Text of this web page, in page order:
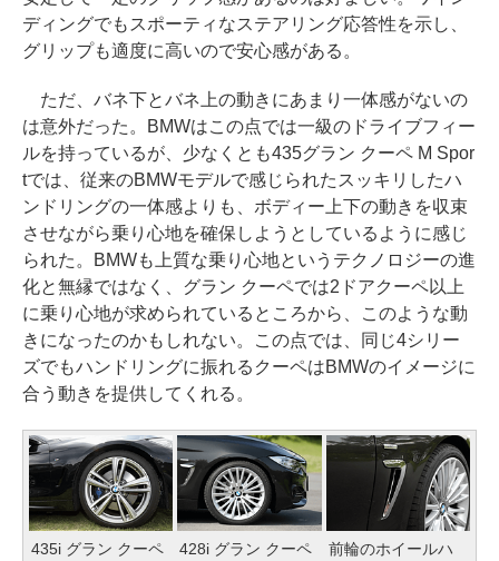
ディングでもスポーティなステアリング応答性を示し、
グリップも適度に高いので安心感がある。
ただ、バネ下とバネ上の動きにあまり一体感がないの
は意外だった。BMWはこの点では一級のドライブフィー
ルを持っているが、少なくとも435グラン クーペ M Spor
tでは、従来のBMWモデルで感じられたスッキリしたハ
ンドリングの一体感よりも、ボディー上下の動きを収束
させながら乗り心地を確保しようとしているように感じ
られた。BMWも上質な乗り心地というテクノロジーの進
化と無縁ではなく、グラン クーペでは2ドアクーペ以上
に乗り心地が求められているところから、このような動
きになったのかもしれない。この点では、同じ4シリー
ズでもハンドリングに振れるクーペはBMWのイメージに
合う動きを提供してくれる。
435i グラン クーペ
428i グラン クーペ
前輪のホイールハ